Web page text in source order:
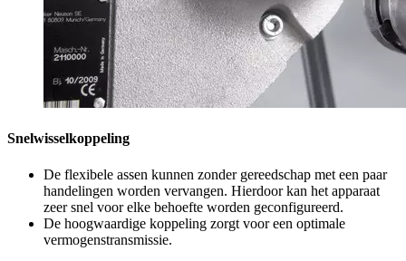
Snelwisselkoppeling
De flexibele assen kunnen zonder gereedschap met een paar
handelingen worden vervangen. Hierdoor kan het apparaat
zeer snel voor elke behoefte worden geconfigureerd.
De hoogwaardige koppeling zorgt voor een optimale
vermogenstransmissie.